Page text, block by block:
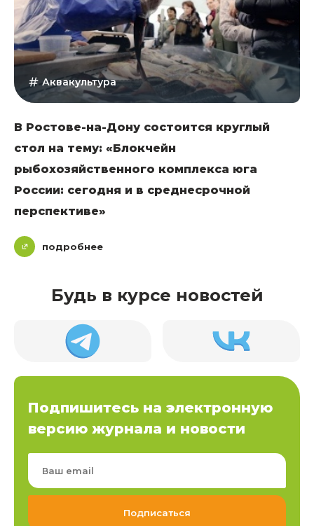
Аквакультура
В Ростове-на-Дону состоится круглый
стол на тему: «Блокчейн
рыбохозяйственного комплекса юга
России: сегодня и в среднесрочной
перспективе»
подробнее
Будь в курсе новостей
Подпишитесь на электронную
версию журнала и новости